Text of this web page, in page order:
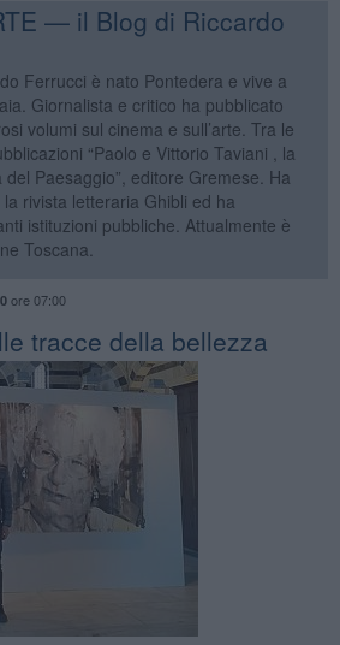
— il Blog di Riccardo
Ferrucci è nato Pontedera e vive a
Giornalista e critico ha pubblicato
volumi sul cinema e sull’arte. Tra le
“Paolo e Vittorio Taviani , la
del Paesaggio”, editore Gremese. Ha
rivista letteraria Ghibli ed ha
istituzioni pubbliche. Attualmente è
Toscana.
ore 07:00
tracce della bellezza